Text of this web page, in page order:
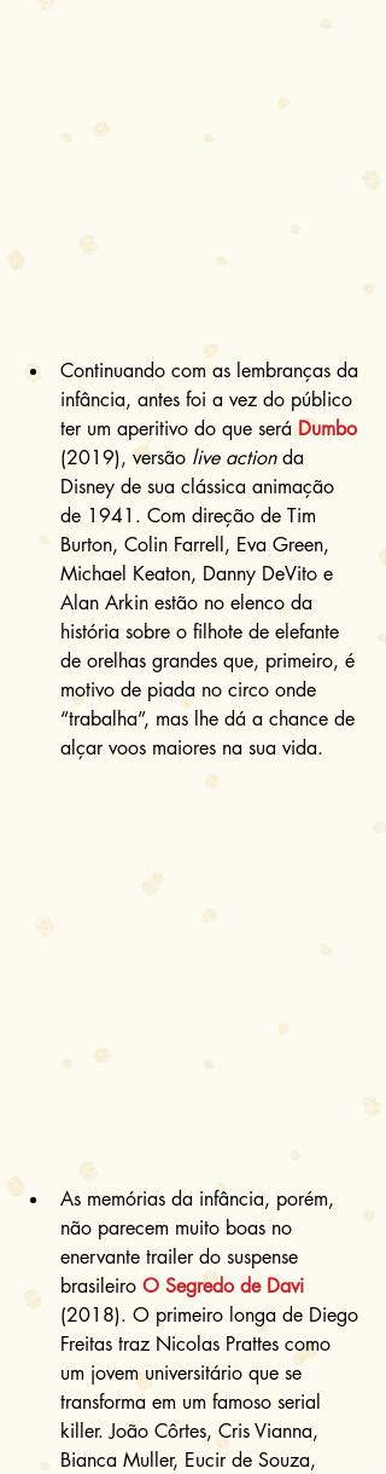
Continuando com as lembranças da
infância, antes foi a vez do público
ter um aperitivo do que será Dumbo
(2019), versão live action da
Disney de sua clássica animação
de 1941. Com direção de Tim
Burton, Colin Farrell, Eva Green,
Michael Keaton, Danny DeVito e
Alan Arkin estão no elenco da
história sobre o filhote de elefante
de orelhas grandes que, primeiro, é
motivo de piada no circo onde
“trabalha”, mas lhe dá a chance de
alçar voos maiores na sua vida.
As memórias da infância, porém,
não parecem muito boas no
enervante trailer do suspense
brasileiro O Segredo de Davi
(2018). O primeiro longa de Diego
Freitas traz Nicolas Prattes como
um jovem universitário que se
transforma em um famoso serial
killer. João Côrtes, Cris Vianna,
Bianca Muller, Eucir de Souza,